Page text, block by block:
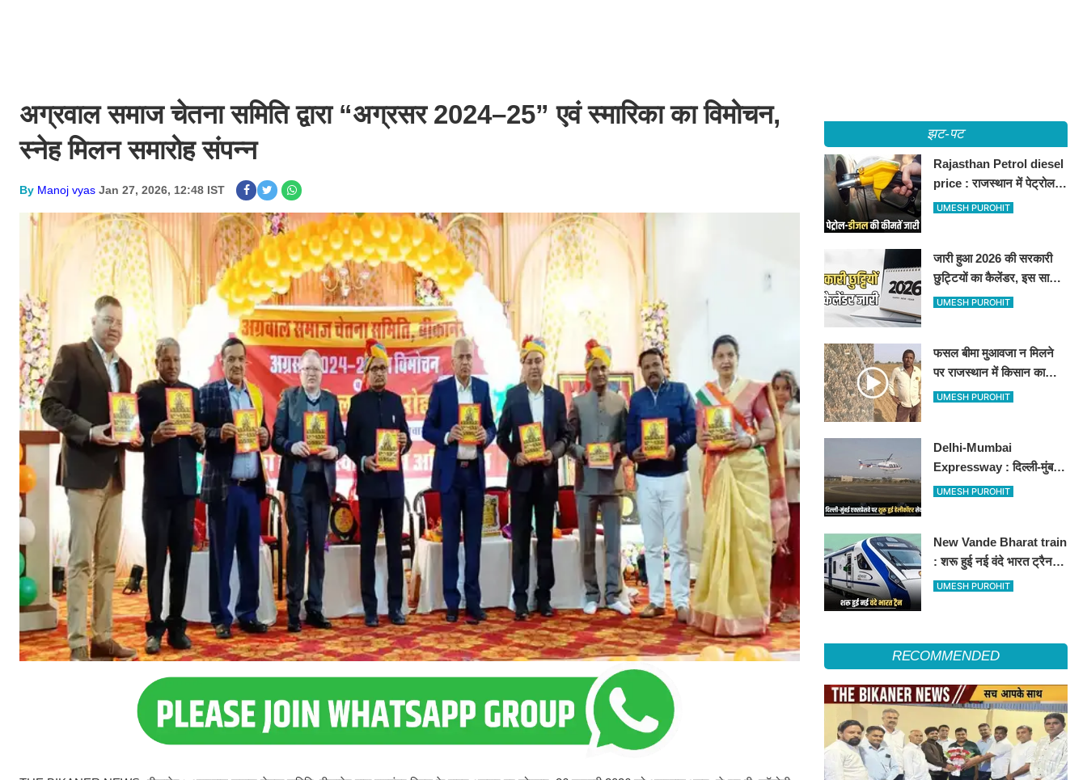
अग्रवाल समाज चेतना समिति द्वारा “अग्रसर 2024–25” एवं स्मारिका का विमोचन,
स्नेह मिलन समारोह संपन्न
By Manoj vyas Jan 27, 2026, 12:48 IST
झट-पट
Rajasthan Petrol diesel
price : राजस्थान में पेट्रोल-
डीजल की कीमतें जारी, जानिए
UMESH PUROHIT
जारी हुआ 2026 की सरकारी
छुट्टियों का कैलेंडर, इस साल
कई बार मिलेगा लगातार
UMESH PUROHIT
फसल बीमा मुआवजा न मिलने
पर राजस्थान में किसान का
अनोखा विरोध, खेतों में बो दिए
UMESH PUROHIT
Delhi-Mumbai
Expressway : दिल्ली-मुंबई
एक्सप्रेसवे पर अब मिलेगी ये
UMESH PUROHIT
New Vande Bharat train
: शरू हुई नई वंदे भारत ट्रैन,
तीन राज्यों के लाखों लोगों का
UMESH PUROHIT
RECOMMENDED